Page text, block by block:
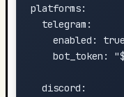
platforms:
  telegram:
    enabled: true
bot_token:
  discord: